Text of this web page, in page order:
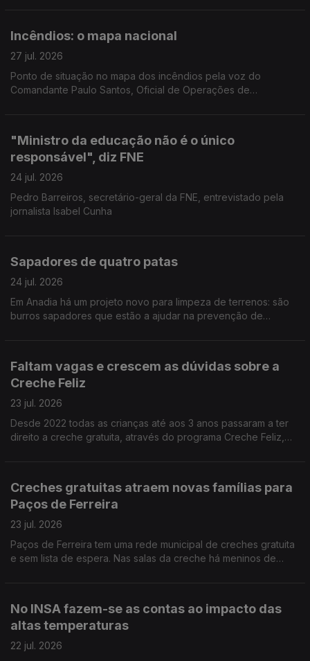
Incêndios: o mapa nacional
27 jul. 2026
Ponto de situação no mapa dos incêndios pela voz do
Comandante Paulo Santos, Oficial de Operações de
"Ministro da educação não é o único
responsável", diz FNE
24 jul. 2026
Pedro Barreiros, secretário-geral da FNE, entrevistado pela
jornalista Isabel Cunha
Sapadores de quatro patas
24 jul. 2026
Em Anadia há um projeto novo para limpeza de terrenos: são
burros sapadores que estão a ajudar na prevenção de
Faltam vagas e crescem as dúvidas sobre a
Creche Feliz
23 jul. 2026
Desde 2022 todas as crianças até aos 3 anos passaram a ter
direito a creche gratuita, através do programa Creche Feliz,
Creches gratuitas atraem novas famílias para
Paços de Ferreira
23 jul. 2026
Paços de Ferreira tem uma rede municipal de creches gratuita
e sem lista de espera. Nas salas da creche há meninos de
No INSA fazem-se as contas ao impacto das
altas temperaturas
22 jul. 2026